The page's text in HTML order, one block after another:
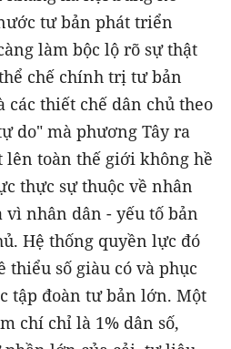
tư bản phát triển
làm bộc lộ rõ sự thật
chế chính trị tư bản
các thiết chế dân chủ theo
do" mà phương Tây ra
lên toàn thế giới không hề
thực sự thuộc về nhân
vì nhân dân - yếu tố bản
Hệ thống quyền lực đó
thiểu số giàu có và phục
tập đoàn tư bản lớn. Một
chí chỉ là 1% dân số,